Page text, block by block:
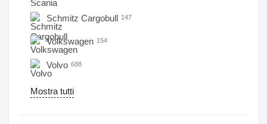
Schmitz Cargobull 147
Volkswagen 154
Volvo 688
Mostra tutti